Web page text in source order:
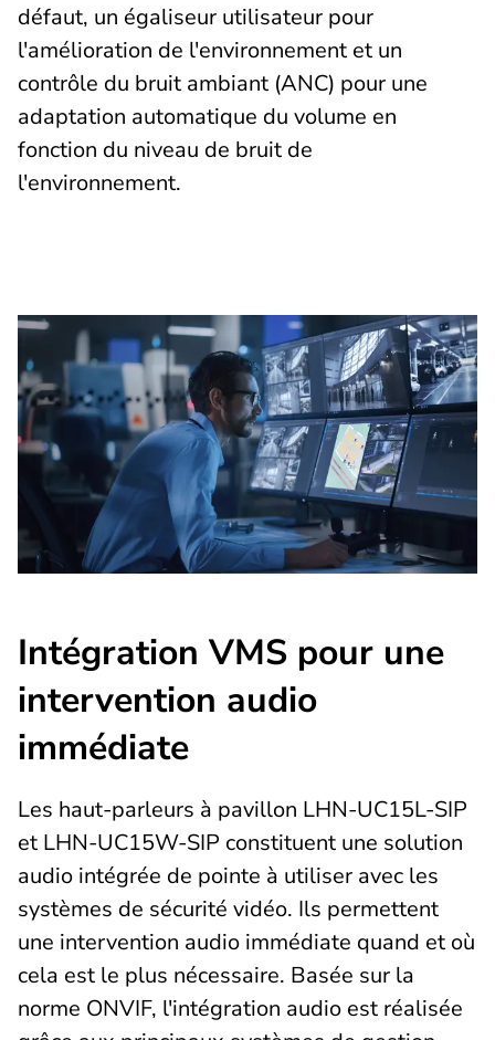
défaut, un égaliseur utilisateur pour
l'amélioration de l'environnement et un
contrôle du bruit ambiant (ANC) pour une
adaptation automatique du volume en
fonction du niveau de bruit de
l'environnement.
Intégration VMS pour une
intervention audio
immédiate
Les haut-parleurs à pavillon LHN-UC15L-SIP
et LHN-UC15W-SIP constituent une solution
audio intégrée de pointe à utiliser avec les
systèmes de sécurité vidéo. Ils permettent
une intervention audio immédiate quand et où
cela est le plus nécessaire. Basée sur la
norme ONVIF, l'intégration audio est réalisée